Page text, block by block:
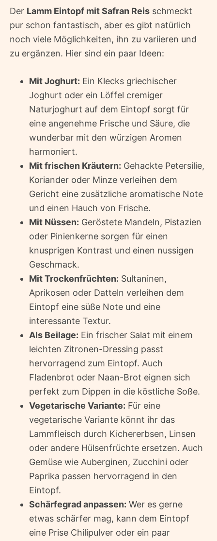
Der Lamm Eintopf mit Safran Reis schmeckt
pur schon fantastisch, aber es gibt natürlich
noch viele Möglichkeiten, ihn zu variieren und
zu ergänzen. Hier sind ein paar Ideen:
Mit Joghurt: Ein Klecks griechischer
Joghurt oder ein Löffel cremiger
Naturjoghurt auf dem Eintopf sorgt für
eine angenehme Frische und Säure, die
wunderbar mit den würzigen Aromen
harmoniert.
Mit frischen Kräutern: Gehackte Petersilie,
Koriander oder Minze verleihen dem
Gericht eine zusätzliche aromatische Note
und einen Hauch von Frische.
Mit Nüssen: Geröstete Mandeln, Pistazien
oder Pinienkerne sorgen für einen
knusprigen Kontrast und einen nussigen
Geschmack.
Mit Trockenfrüchten: Sultaninen,
Aprikosen oder Datteln verleihen dem
Eintopf eine süße Note und eine
interessante Textur.
Als Beilage: Ein frischer Salat mit einem
leichten Zitronen-Dressing passt
hervorragend zum Eintopf. Auch
Fladenbrot oder Naan-Brot eignen sich
perfekt zum Dippen in die köstliche Soße.
Vegetarische Variante: Für eine
vegetarische Variante könnt ihr das
Lammfleisch durch Kichererbsen, Linsen
oder andere Hülsenfrüchte ersetzen. Auch
Gemüse wie Auberginen, Zucchini oder
Paprika passen hervorragend in den
Eintopf.
Schärfegrad anpassen: Wer es gerne
etwas schärfer mag, kann dem Eintopf
eine Prise Chilipulver oder ein paar